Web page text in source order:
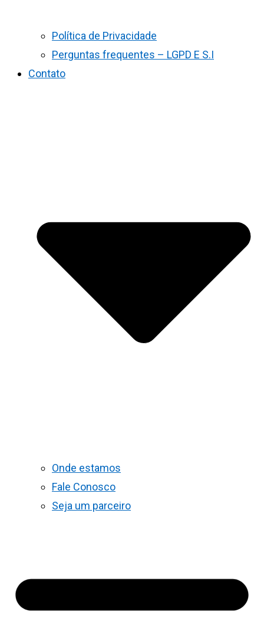
Política de Privacidade
Perguntas frequentes – LGPD E S.I
Contato
Onde estamos
Fale Conosco
Seja um parceiro